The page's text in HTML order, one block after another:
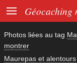
 Géocaching
Photos liées au tag
montrer
Maurepas et alentours